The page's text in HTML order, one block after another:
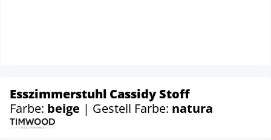
Esszimmerstuhl Cassidy Stoff
Farbe: beige | Gestell Farbe: natura